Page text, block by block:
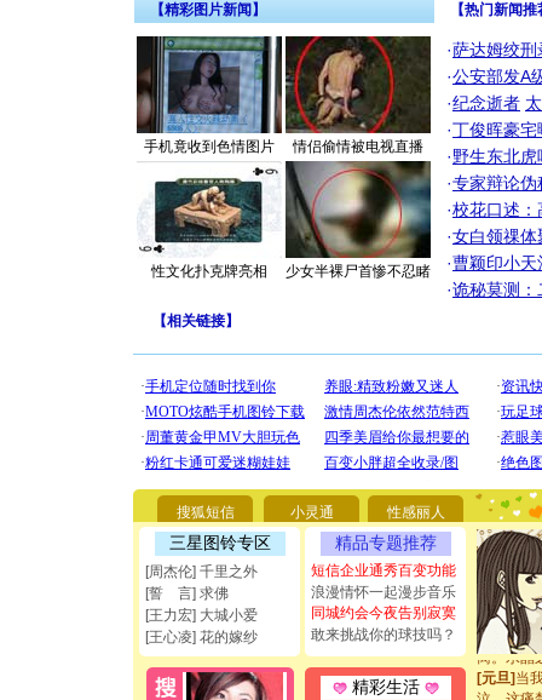
【精彩图片新闻】
手机竟收到色情图片 情侣偷情被电视直播
性文化扑克牌亮相 少女半裸尸首惨不忍睹
【热门新闻
·萨达姆绞刑
·公安部发A
·纪念逝者
·丁俊晖豪
·野生东北
·专家辩论伪
·校花口述：
·女白领祼体
·曹颖印小天
·诡秘莫测：
【相关链接】
搜狐短信 小灵通 性感丽人
三星图铃专区
[周杰伦] 千里之外
[誓 言] 求佛
[王力宏] 大城小爱
[王心凌] 花的嫁纱
精品专题推荐
短信企业通秀百变功能
浪漫情怀一起漫步音乐
同城约会今夜告别寂寞
敢来挑战你的球技吗？
精彩生活
[圣诞节]
你太多
要平安
[圣诞节]
能正大
[圣诞节]
如意,快
[元旦]看
断电。爱
你是我专
[元旦]如
起；二是
离。水晶
[元旦]当
泣，这痛